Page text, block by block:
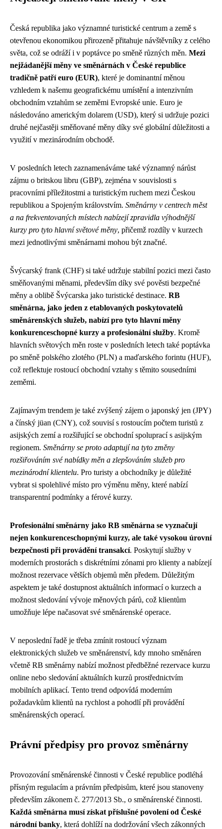
Česká republika jako významné turistické centrum a země s
otevřenou ekonomikou přirozeně přitahuje návštěvníky z celého
světa, což se odráží i v poptávce po směně různých měn. Mezi
nejžádanější měny ve směnárnách v České republice
tradičně patří euro (EUR), které je dominantní měnou
vzhledem k našemu geografickému umístění a intenzivním
obchodním vztahům se zeměmi Evropské unie. Euro je
následováno americkým dolarem (USD), který si udržuje pozici
druhé nejčastěji směňované měny díky své globální důležitosti a
využití v mezinárodním obchodě.
V posledních letech zaznamenáváme také významný nárůst
zájmu o britskou libru (GBP), zejména v souvislosti s
pracovními příležitostmi a turistickým ruchem mezi Českou
republikou a Spojeným královstvím. Směnárny v centrech měst
a na frekventovaných místech nabízejí zpravidla výhodnější
kurzy pro tyto hlavní světové měny, přičemž rozdíly v kurzech
mezi jednotlivými směnárnami mohou být značné.
Švýcarský frank (CHF) si také udržuje stabilní pozici mezi často
směňovanými měnami, především díky své pověsti bezpečné
měny a oblibě Švýcarska jako turistické destinace. RB
směnárna, jako jeden z etablovaných poskytovatelů
směnárenských služeb, nabízí pro tyto hlavní měny
konkurenceschopné kurzy a profesionální služby. Kromě
hlavních světových měn roste v posledních letech také poptávka
po směně polského zlotého (PLN) a maďarského forintu (HUF),
což reflektuje rostoucí obchodní vztahy s těmito sousedními
zeměmi.
Zajímavým trendem je také zvýšený zájem o japonský jen (JPY)
a čínský jüan (CNY), což souvisí s rostoucím počtem turistů z
asijských zemí a rozšiřující se obchodní spoluprací s asijským
regionem. Směnárny se proto adaptují na tyto změny
rozšiřováním své nabídky měn a zlepšováním služeb pro
mezinárodní klientelu. Pro turisty a obchodníky je důležité
vybrat si spolehlivé místo pro výměnu měny, které nabízí
transparentní podmínky a férové kurzy.
Profesionální směnárny jako RB směnárna se vyznačují
nejen konkurenceschopnými kurzy, ale také vysokou úrovní
bezpečnosti při provádění transakcí. Poskytují služby v
moderních prostorách s diskrétními zónami pro klienty a nabízejí
možnost rezervace větších objemů měn předem. Důležitým
aspektem je také dostupnost aktuálních informací o kurzech a
možnost sledování vývoje měnových párů, což klientům
umožňuje lépe načasovat své směnárenské operace.
V neposlední řadě je třeba zmínit rostoucí význam
elektronických služeb ve směnárenství, kdy mnoho směnáren
včetně RB směnárny nabízí možnost předběžné rezervace kurzu
online nebo sledování aktuálních kurzů prostřednictvím
mobilních aplikací. Tento trend odpovídá moderním
požadavkům klientů na rychlost a pohodlí při provádění
směnárenských operací.
Právní předpisy pro provoz směnárny
Provozování směnárenské činnosti v České republice podléhá
přísným regulacím a právním předpisům, které jsou stanoveny
především zákonem č. 277/2013 Sb., o směnárenské činnosti.
Každá směnárna musí získat příslušné povolení od České
národní banky, která dohlíží na dodržování všech zákonných